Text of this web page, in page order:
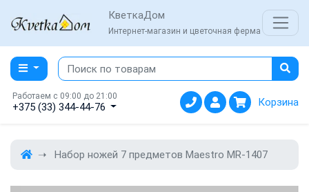
КветкаДом
Интернет-магазин и цветочная ферма
Работаем с 09:00 до 21:00
+375 (33) 344-44-76 Корзина
Набор ножей 7 предметов Maestro MR-1407